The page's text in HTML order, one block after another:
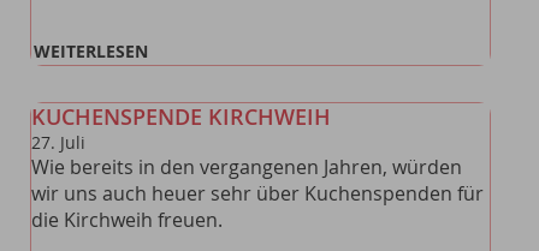
WEITERLESEN
KUCHENSPENDE KIRCHWEIH
27. Juli
Wie bereits in den vergangenen Jahren, würden
wir uns auch heuer sehr über Kuchenspenden für
die Kirchweih freuen.